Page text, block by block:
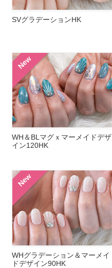
SVグラデーションHK
New
WH＆BLマグｘマーメイドデザ
イン120HK
New
WHグラデーション＆マーメイ
ドデザイン90HK